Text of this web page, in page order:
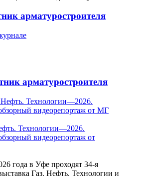
арматуростроителя
арматуростроителя
Технологии—2026.
видеорепортаж от
года в Уфе проходят 34-я
Газ. Нефть. Технологии и